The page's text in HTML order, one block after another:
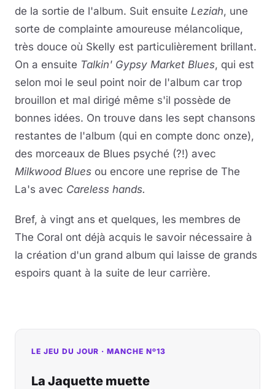
de la sortie de l'album. Suit ensuite Leziah, une
sorte de complainte amoureuse mélancolique,
très douce où Skelly est particulièrement brillant.
On a ensuite Talkin' Gypsy Market Blues, qui est
selon moi le seul point noir de l'album car trop
brouillon et mal dirigé même s'il possède de
bonnes idées. On trouve dans les sept chansons
restantes de l'album (qui en compte donc onze),
des morceaux de Blues psyché (?!) avec
Milkwood Blues ou encore une reprise de The
La's avec Careless hands.
Bref, à vingt ans et quelques, les membres de
The Coral ont déjà acquis le savoir nécessaire à
la création d'un grand album qui laisse de grands
espoirs quant à la suite de leur carrière.
LE JEU DU JOUR · MANCHE Nº13
La Jaquette muette